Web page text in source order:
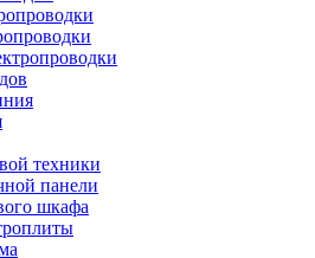
техники
панели
шкафа